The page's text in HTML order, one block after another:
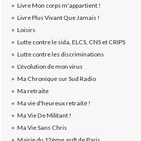
Livre Mon corps m'appartient !
Livre Plus Vivant Que Jamais !
Loisirs
Lutte contre le sida, ELCS, CNS et CRIPS
Lutte contre les discriminations
L'évolution de mon virus
Ma Chronique sur Sud Radio
Ma retraite
Ma vie d'heureux retraité !
Ma Vie De Militant !
Ma Vie Sans Chris